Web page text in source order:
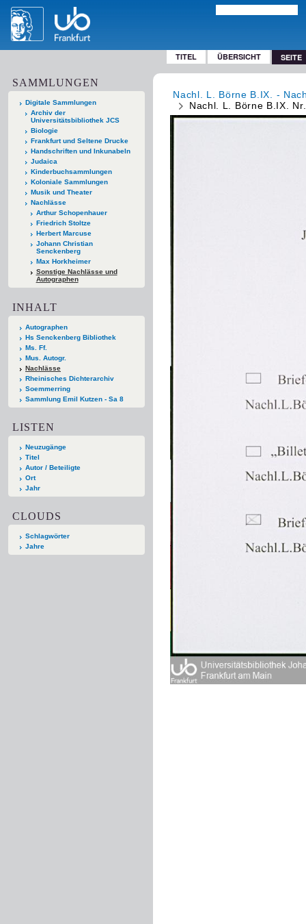
TITEL ÜBERSICHT SEITE
SAMMLUNGEN
Digitale Sammlungen
Archiv der
Universitätsbibliothek JCS
Biologie
Frankfurt und Seltene Drucke
Handschriften und Inkunabeln
Judaica
Kinderbuchsammlungen
Koloniale Sammlungen
Musik und Theater
Nachlässe
Arthur Schopenhauer
Friedrich Stoltze
Herbert Marcuse
Johann Christian
Senckenberg
Max Horkheimer
Sonstige Nachlässe und
Autographen
INHALT
Autographen
Hs Senckenberg Bibliothek
Ms. Ff.
Mus. Autogr.
Nachlässe
Rheinisches Dichterarchiv
Soemmerring
Sammlung Emil Kutzen - Sa 8
LISTEN
Neuzugänge
Titel
Autor / Beteiligte
Ort
Jahr
CLOUDS
Schlagwörter
Jahre
Nachl. L. Börne B.IX. -
Nachl. L. Börne B.IX.